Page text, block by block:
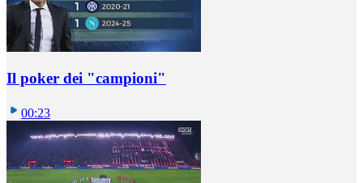
Il poker dei "campioni"
00:23